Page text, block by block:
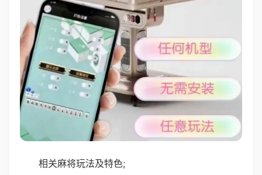
相关麻将玩法及特色;